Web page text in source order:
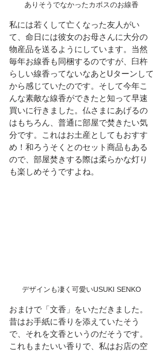
ありそうでなかったカボスのお線香
私には若くして亡くなった友人がい
て、命日には彼女のお母さんに大分の
物産品を送るようにしています。当然
毎年お線香も同梱するのですが、臼杵
らしい線香ってないなあとUターンして
から感じていたのです。そして今年こ
んな素敵な線香ができたと知って早速
買いに行きました。仏さまにあげるの
はもちろん、普通に部屋で焚きたい気
分です。これはお土産としてもおすす
め！和ろうそくとのセット商品もある
ので、部屋焚きする際は柔らかな灯り
も楽しめそうですよね。
デザインも凄く可愛いUSUKI SENKO
おまけで「文香」をいただきました。
昔はお手紙に香りを添えていたそう
で、それを文香というのだそうです。
これもまたいい香りで、私はお店の空